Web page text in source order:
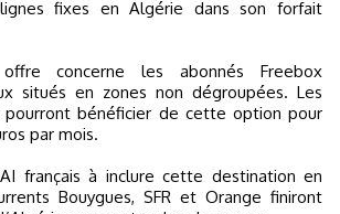
fixes en Algérie dans son forfait
concerne les abonnés Freebox
situés en zones non dégroupées. Les
pourront bénéficier de cette option pour
par mois.
français à inclure cette destination en
Bouygues, SFR et Orange finiront